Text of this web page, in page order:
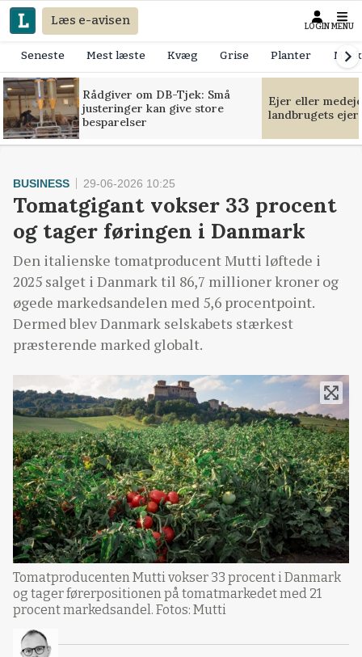
Læs e-avisen LOGIN MENU
Seneste Mest læste Kvæg Grise Planter
Rådgiver om DB-Tjek: Små
justeringer kan give store
besparelser
Ejer eller
landbrugets
BUSINESS 29-06-2026 10:25
Tomatgigant vokser 33 procent
og tager føringen i Danmark
Den italienske tomatproducent Mutti løftede i
2025 salget i Danmark til 86,7 millioner kroner og
øgede markedsandelen med 5,6 procentpoint.
Dermed blev Danmark selskabets stærkest
præsterende marked globalt.
Tomatproducenten Mutti vokser 33 procent i Danmark
og tager førerpositionen på tomatmarkedet med 21
procent markedsandel. Fotos: Mutti